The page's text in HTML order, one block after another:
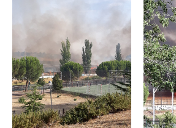
Ayto. de Coslada y el PP del
llamamiento a extremar las
evitar incendios por las altas
27,
2019
Admin